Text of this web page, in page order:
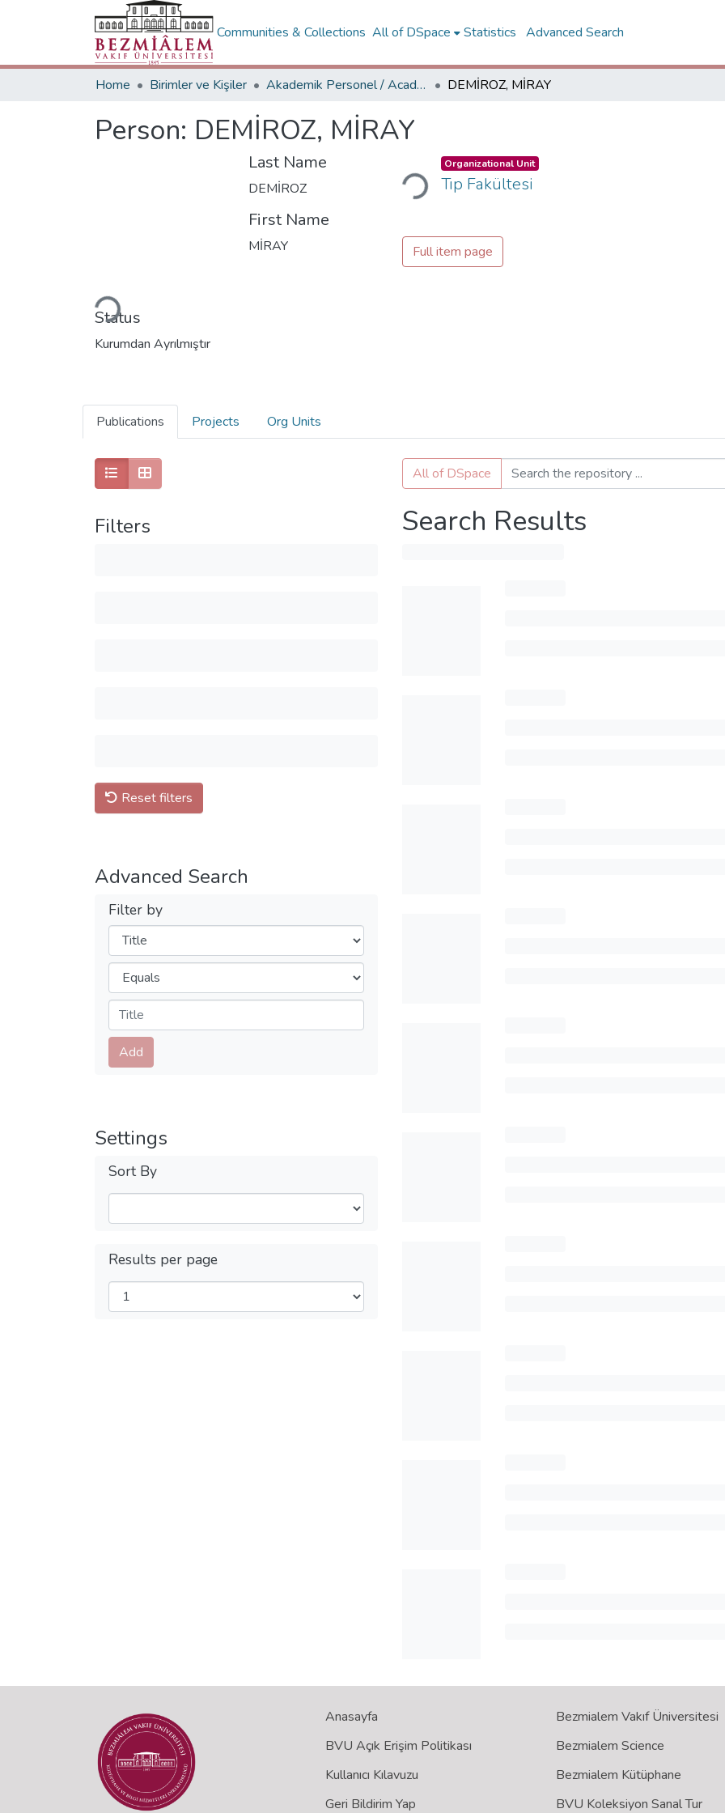
Communities & Collections All of DSpace Statistics Advanced Search
Home Birimler ve Kişiler Akademik Personel / Academic People DEMİROZ, MİRAY
Person: DEMİROZ, MİRAY
Loading...
Status
Kurumdan Ayrılmıştır
Last Name
DEMİROZ
First Name
MİRAY
Loading...
Organizational Unit
Tıp Fakültesi
Full item page
Publications Projects Org Units
Filters
Reset filters
Advanced Search
Filter by
Filters
Operators
Submit
Add
Settings
Sort By
Results per page
All of DSpace
Search Results
Anasayfa
BVU Açık Erişim Politikası
Kullanıcı Kılavuzu
Geri Bildirim Yap
Bezmialem Vakıf Üniversitesi
Bezmialem Science
Bezmialem Kütüphane
BVU Koleksiyon Sanal Tur